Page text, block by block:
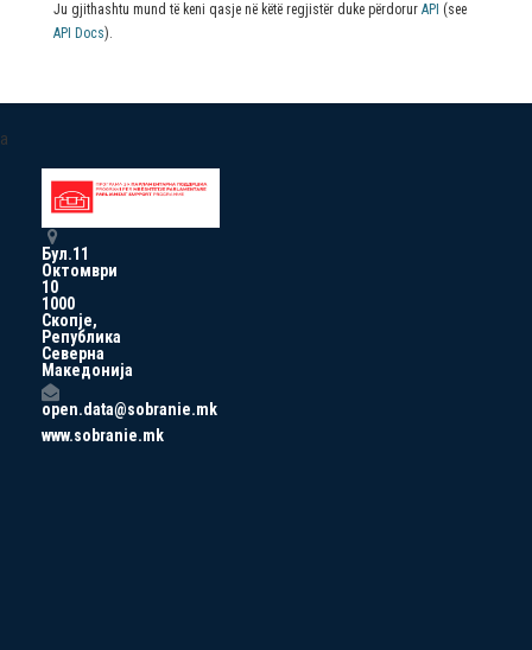
Ju gjithashtu mund të keni qasje në këtë regjistër duke përdorur API (see
API Docs).
a
Бул.11
Октомври
10
1000
Скопје,
Република
Северна
Македонија
open.data@sobranie.mk
www.sobranie.mk